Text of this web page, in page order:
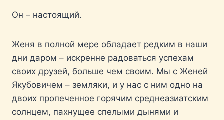
Он – настоящий.
Женя в полной мере обладает редким в наши
дни даром – искренне радоваться успехам
своих друзей, больше чем своим. Мы с Женей
Якубовичем – земляки, и у нас с ним одно на
двоих пропеченное горячим среднеазиатским
солнцем, пахнущее спелыми дынями и